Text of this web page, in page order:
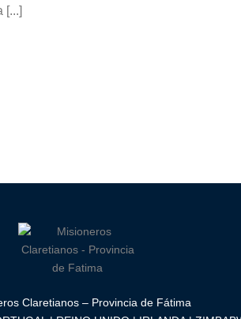
[...]
Claretianos – Provincia de Fátima